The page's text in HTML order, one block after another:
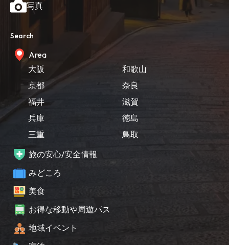
写真
Search
Area
大阪
京都
福井
兵庫
三重
和歌山
奈良
滋賀
徳島
鳥取
旅の安心/安全情報
みどころ
美食
お得な移動や周遊パス
地域イベント